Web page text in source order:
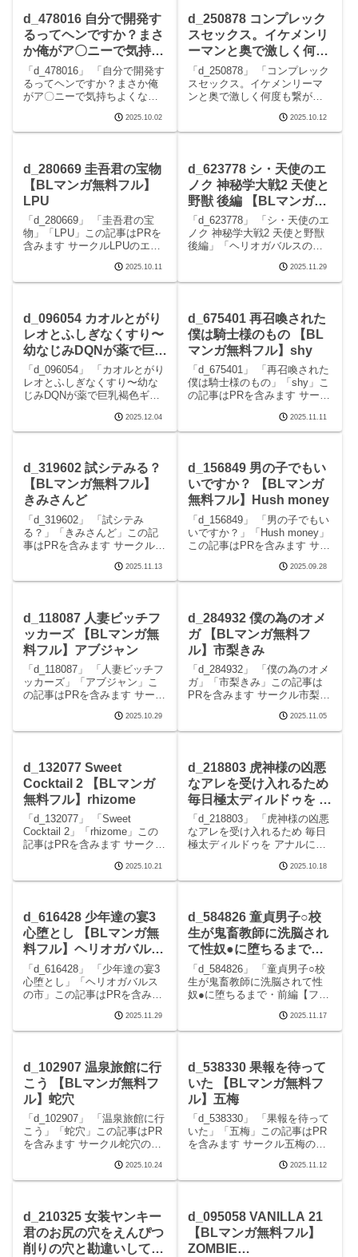
を読むd_116413
d_478016 自分で開発す
るってヘンですか？まさ
か俺がア〇ニーで気持ち
よくなるなんて！ 【BL
マンガ無料フル】OL
「d_478016」 「自分で開発す
るってヘンですか？まさか俺
がア〇ニーで気持ちよくなる
PRを含みます サークルOLの
エロマンガです。 続きを読む
ヘンですか？まさか俺がア〇
ニー
2025.10.02
d_250878 コンプレック
スセックス。イケメンリ
ーマンと奥で激しく何度
も繋がって 【BLマンガ
無料フル】OL
「d_250878」 「コンプレック
スセックス。イケメンリーマ
ンと奥で激しく何度も繋がっ
みます サークルOLのエロマン
ガです。 続きを読むd_250878
ケメンリーマンと奥で激しく
何
2025.10.12
d_280669 圭吾君の宝物
【BLマンガ無料フル】
LPU
「d_280669」 「圭吾君の宝
物」「LPU」この記事はPRを
含みます サークルLPUのエロ
d_280669 圭吾君の宝物の見ど
ころシーン圭吾君の宝物 画像1
2025.10.11
d_623778 シ・天使のエ
ノク 神秘学大戦2 天使と
野獣 後編 【BLマンガ無
料フル】ヘリオガバルス
の市
「d_623778」 「シ・天使のエ
ノク 神秘学大戦2 天使と野獣
後編」「ヘリオガバルスの
サークルヘリオガバルスの市
のエロマンガです。 続きを読
神秘学大戦2 天使と野獣
2025.11.29
d_096054 カオルとがり
レオとふしぎなくすり〜
幼なじみDQNが薬で巨乳
褐色ギャルになる〜
【BLマンガ無料フル】
アブジャン
「d_096054」 「カオルとがり
レオとふしぎなくすり〜幼な
じみDQNが薬で巨乳褐色ギャ
この記事はPRを含みます サー
クルアブジャンのエロマンガ
カオルとがりレオとふしぎな
くすり
2025.12.04
d_675401 再召喚された
僕は騎士様のもの 【BL
マンガ無料フル】shy
「d_675401」 「再召喚された
僕は騎士様のもの」「shy」こ
の記事はPRを含みます サーク
きを読むd_675401 再召喚され
た僕は騎士様のものの見どこ
士様のもの 画像1再召喚さ
2025.11.11
d_319602 試シテみる？
【BLマンガ無料フル】
きみさんど
「d_319602」 「試シテみ
る？」「きみさんど」この記
事はPRを含みます サークルき
続きを読むd_319602 試シテみ
る？の見どころシーン試シテ
像2試シテみる？ 画像3試シテ
み
2025.11.13
d_156849 男の子でもい
いですか？ 【BLマンガ
無料フル】Hush money
「d_156849」 「男の子でもい
いですか？」「Hush money」
この記事はPRを含みます サー
です。 続きを読むd_156849
男の子でもいいですか？の見
ですか？ 画像
2025.09.28
d_118087 人妻ビッチフ
ッカーズ 【BLマンガ無
料フル】アブジャン
「d_118087」 「人妻ビッチフ
ッカーズ」「アブジャン」こ
の記事はPRを含みます サーク
す。 続きを読むd_118087 人妻
ビッチフッカーズの見どころ
2025.10.29
d_284932 僕の為のオメ
ガ 【BLマンガ無料フ
ル】市梨きみ
「d_284932」 「僕の為のオメ
ガ」「市梨きみ」この記事は
PRを含みます サークル市梨き
読むd_284932 僕の為のオメガ
の見どころシーン僕の為のオ
像2僕の為のオメガ 画像3僕
2025.11.05
d_132077 Sweet
Cocktail 2 【BLマンガ
無料フル】rhizome
「d_132077」 「Sweet
Cocktail 2」「rhizome」この
記事はPRを含みます サークル
きを読むd_132077 Sweet
Cocktail 2の見どころシーン
2025.10.21
d_218803 虎神様の凶悪
なアレを受け入れるため
毎日極太ディルドゥを ア
ナルに入れておけだなん
て！ 【BLマンガ無料フ
ル】ZOMBIE
PRODUCTIONS
「d_218803」 「虎神様の凶悪
なアレを受け入れるため 毎日
極太ディルドゥを アナルに入
「ZOMBIE PRODUCTIONS」
この記事はPRを含みます サー
のエロマンガです。
2025.10.18
d_616428 少年達の宴3
心堕とし 【BLマンガ無
料フル】ヘリオガバルス
の市
「d_616428」 「少年達の宴3
心堕とし」「ヘリオガバルス
の市」この記事はPRを含みま
市のエロマンガです。 続きを
読むd_616428 少年達の宴3 心
達の宴3 心堕とし 画像1少
2025.11.29
d_584826 童貞男子○校
生が鬼畜教師に洗脳され
て性奴●に堕ちるまで・
前編【フルカラーコミッ
ク版】 【BLマンガ無料
フル】KZentertainment
「d_584826」 「童貞男子○校
生が鬼畜教師に洗脳されて性
奴●に堕ちるまで・前編【フル
「KZentertainment」この記事
はPRを含みます サークル
です。 続きを読むd
2025.11.17
d_102907 温泉旅館に行
こう 【BLマンガ無料フ
ル】蛇穴
「d_102907」 「温泉旅館に行
こう」「蛇穴」この記事はPR
を含みます サークル蛇穴のエ
d_102907 温泉旅館に行こうの
見どころシーン温泉旅館に行
画像2温泉旅館に行こう 画像3
2025.10.24
d_538330 果報を待って
いた 【BLマンガ無料フ
ル】五梅
「d_538330」 「果報を待って
いた」「五梅」この記事はPR
を含みます サークル五梅のエ
d_538330 果報を待っていたの
見どころシーン果報を待って
2025.11.12
d_210325 女装ヤンキー
君のお尻の穴をえんぴつ
削りの穴と勘違いしてし
d_095058 VANILLA 21
【BLマンガ無料フル】
ZOMBIE